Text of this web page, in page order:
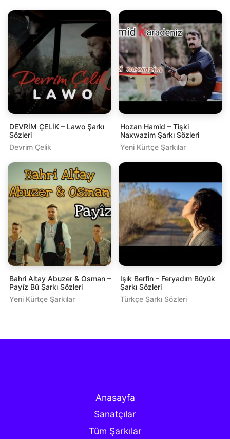
DEVRİM ÇELİK – Lawo Şarkı
Sözleri
Devrim Çelik
Hozan Hamid – Tişki
Naxwazim Şarkı Sözleri
Yeni Kürtçe Şarkılar
Bahri Altay Abuzer & Osman –
Payîz Bû Şarkı Sözleri
Yeni Kürtçe Şarkılar
Işık Berfin – Feryadım Büyük
Şarkı Sözleri
Türkçe Şarkı Sözleri
Anasayfa
Sanatçılar
Tüm Şarkılar